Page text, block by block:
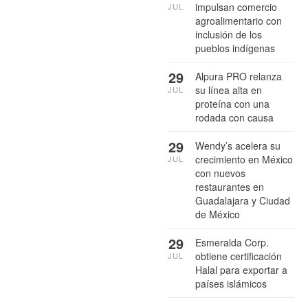
impulsan comercio
agroalimentario con
inclusión de los
pueblos indígenas
JUL
Alpura PRO relanza
su línea alta en
proteína con una
rodada con causa
29
JUL
Wendy’s acelera su
crecimiento en México
con nuevos
restaurantes en
Guadalajara y Ciudad
de México
29
JUL
Esmeralda Corp.
obtiene certificación
Halal para exportar a
países islámicos
29
JUL